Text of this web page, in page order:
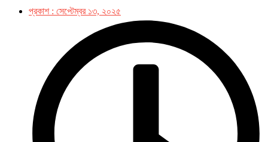
প্রকাশ : সেপ্টেম্বর ১৩, ২০২৫